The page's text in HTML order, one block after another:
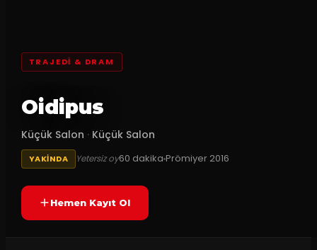
TRAJEDI & DRAM
Oidipus
Küçük Salon · Küçük Salon
YAKINDA Yetersiz oy60 dakikaPrömiyer 2016
Hemen Kayıt Ol